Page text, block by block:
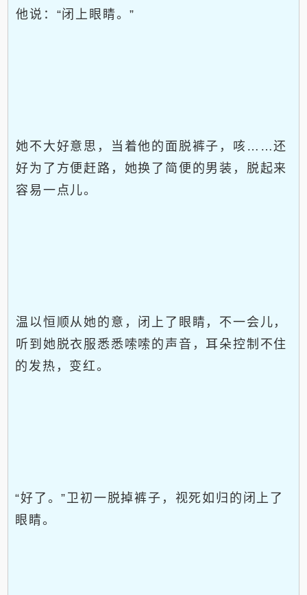
他说：“闭上眼睛。”
她不大好意思，当着他的面脱裤子，咳……还
好为了方便赶路，她换了简便的男装，脱起来
容易一点儿。
温以恒顺从她的意，闭上了眼睛，不一会儿，
听到她脱衣服悉悉嗦嗦的声音，耳朵控制不住
的发热，变红。
“好了。”卫初一脱掉裤子，视死如归的闭上了
眼睛。